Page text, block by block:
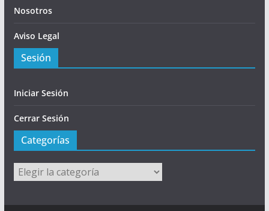
Nosotros
Aviso Legal
Sesión
Iniciar Sesión
Cerrar Sesión
Categorías
Categorías